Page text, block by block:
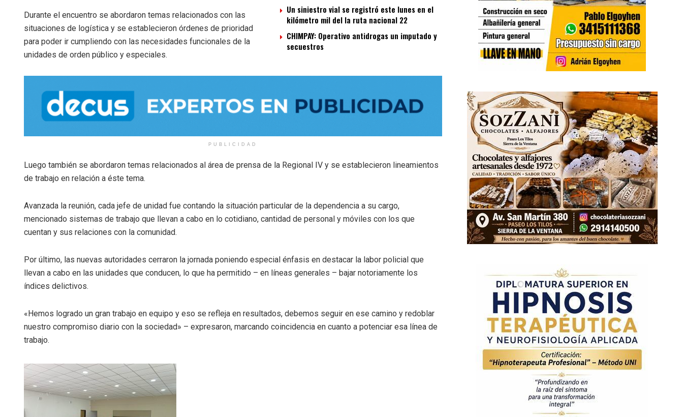
Un siniestro vial se registró este lunes en el
kilómetro mil del la ruta nacional 22
CHIMPAY: Operativo antidrogas un imputado y
secuestros
Durante el encuentro se abordaron temas relacionados con las
situaciones de logística y se establecieron órdenes de prioridad
para poder ir cumpliendo con las necesidades funcionales de la
unidades de orden público y especiales.
PUBLICIDAD
Luego también se abordaron temas relacionados al área de prensa de la Regional IV y se establecieron lineamientos
de trabajo en relación a éste tema.
Avanzada la reunión, cada jefe de unidad fue contando la situación particular de la dependencia a su cargo,
mencionado sistemas de trabajo que llevan a cabo en lo cotidiano, cantidad de personal y móviles con los que
cuentan y sus relaciones con la comunidad.
Por último, las nuevas autoridades cerraron la jornada poniendo especial énfasis en destacar la labor policial que
llevan a cabo en las unidades que conducen, lo que ha permitido – en líneas generales – bajar notoriamente los
índices delictivos.
«Hemos logrado un gran trabajo en equipo y eso se refleja en resultados, debemos seguir en ese camino y redoblar
nuestro compromiso diario con la sociedad» – expresaron, marcando coincidencia en cuanto a potenciar esa línea de
trabajo.